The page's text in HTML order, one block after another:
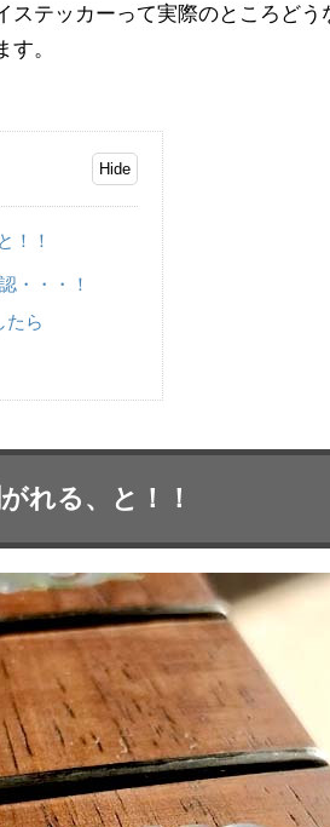
ステッカーって実際のところどう
。
！！
・・・！
たら
れる、と！！